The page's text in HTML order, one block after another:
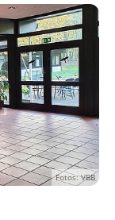
Fotos: VBB